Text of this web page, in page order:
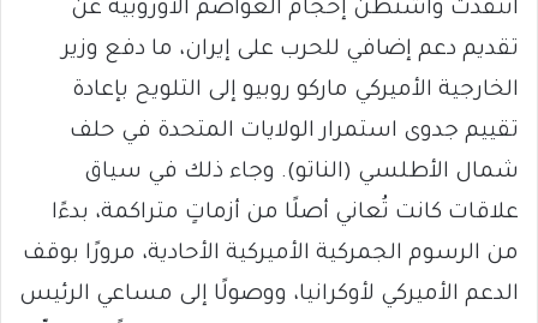
انتقدت واشنطن إحجام العواصم الأوروبية عن
تقديم دعم إضافي للحرب على إيران، ما دفع وزير
الخارجية الأميركي ماركو روبيو إلى التلويح بإعادة
تقييم جدوى استمرار الولايات المتحدة في حلف
شمال الأطلسي (الناتو). وجاء ذلك في سياق
علاقات كانت تُعاني أصلًا من أزماتٍ متراكمة، بدءًا
من الرسوم الجمركية الأميركية الأحادية، مرورًا بوقف
الدعم الأميركي لأوكرانيا، ووصولًا إلى مساعي الرئيس